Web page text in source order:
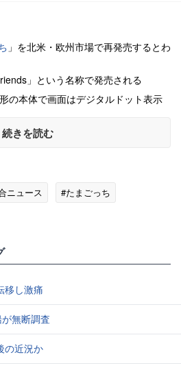
」を北米・欧州市場で再発売するとわ
」という名称で発売される
の本体で画面はデジタルドット表示
続きを読む
ニュース
#たまごっち
移し激痛
無断調査
の近況か